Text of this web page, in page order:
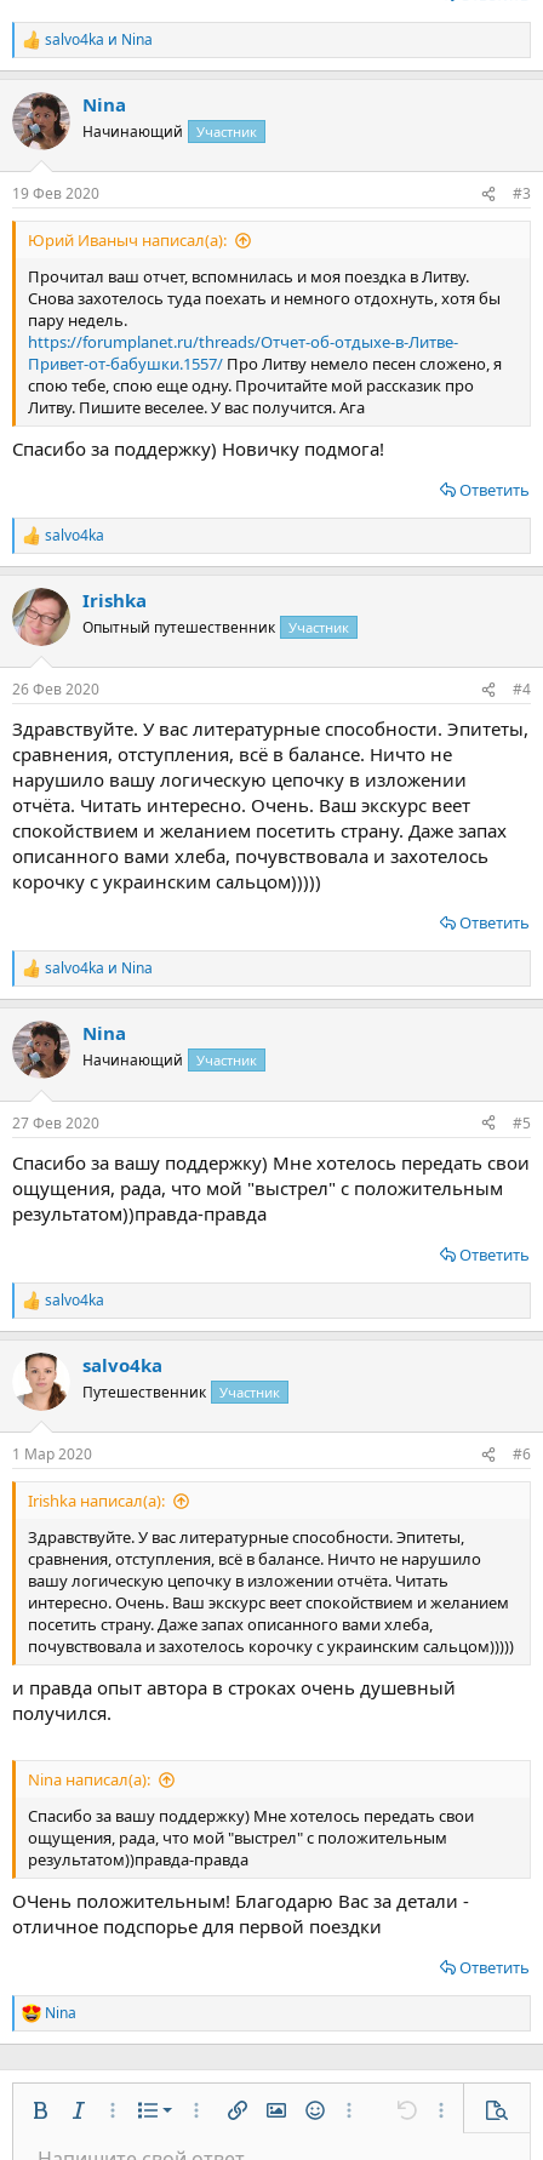
Р
е
к
ц
и
salvo4ka и Nina
Nina
Начинающий Участник
19 Фев 2020 #3
Юрий Иваныч написал(а):
Прочитал ваш отчет, вспомнилась и моя поездка в Литву.
Снова захотелось туда поехать и немного отдохнуть, хотя бы
пару недель.
https://forumplanet.ru/threads/Отчет-об-отдыхе-в-Литве-
Привет-от-бабушки.1557/ Про Литву немело песен сложено, я
спою тебе, спою еще одну. Прочитайте мой рассказик про
Литву. Пишите веселее. У вас получится. Ага
Спасибо за поддержку) Новичку подмога!
Ответить
Р
е
к
ц
и
salvo4ka
Irishka
Опытный путешественник Участник
26 Фев 2020 #4
Здравствуйте. У вас литературные способности. Эпитеты,
сравнения, отступления, всё в балансе. Ничто не
нарушило вашу логическую цепочку в изложении
отчёта. Читать интересно. Очень. Ваш экскурс веет
спокойствием и желанием посетить страну. Даже запах
описанного вами хлеба, почувствовала и захотелось
корочку с украинским сальцом)))))
Ответить
Р
е
к
ц
и
salvo4ka и Nina
Nina
Начинающий Участник
27 Фев 2020 #5
Спасибо за вашу поддержку) Мне хотелось передать свои
ощущения, рада, что мой "выстрел" с положительным
результатом))правда-правда
Ответить
Р
е
к
ц
и
salvo4ka
salvo4ka
Путешественник Участник
1 Мар 2020 #6
Irishka написал(а):
Здравствуйте. У вас литературные способности. Эпитеты,
сравнения, отступления, всё в балансе. Ничто не нарушило
вашу логическую цепочку в изложении отчёта. Читать
интересно. Очень. Ваш экскурс веет спокойствием и желанием
посетить страну. Даже запах описанного вами хлеба,
почувствовала и захотелось корочку с украинским сальцом)))))
и правда опыт автора в строках очень душевный
получился.
Nina написал(а):
Спасибо за вашу поддержку) Мне хотелось передать свои
ощущения, рада, что мой "выстрел" с положительным
результатом))правда-правда
ОЧень положительным! Благодарю Вас за детали -
отличное подспорье для первой поездки
Ответить
Р
е
к
Nina
ЖирныйКурсивДополнительно...
СписокНумерованный список
Маркированный список
Дополнительно...
Вставить ссылку
Вставить изображение
СмайлыДополнительно...
Отменить